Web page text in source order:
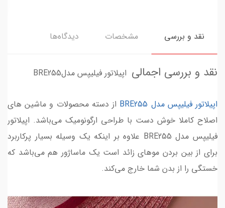
نقد و بررسی مشخصات دیدگاه‌ها
نقد و بررسی اجمالی اپیلاتور فیلیپس مدلBRE255
اپیلاتور فیلیپس مدل BRE255
از دسته محصولات و ماشین های
اصلاح کاملا خوش دست با طراحی ارگونومیک می‌باشد. اپیلاتور
فیلیپس مدل BRE255 علاوه بر اینکه یک وسیله بسیار پرکاربرد
برای از بین بردن موهای زائد است یک ماساژور هم می‌باشد که
خستگی را از بدن شما خارج می‌کند.